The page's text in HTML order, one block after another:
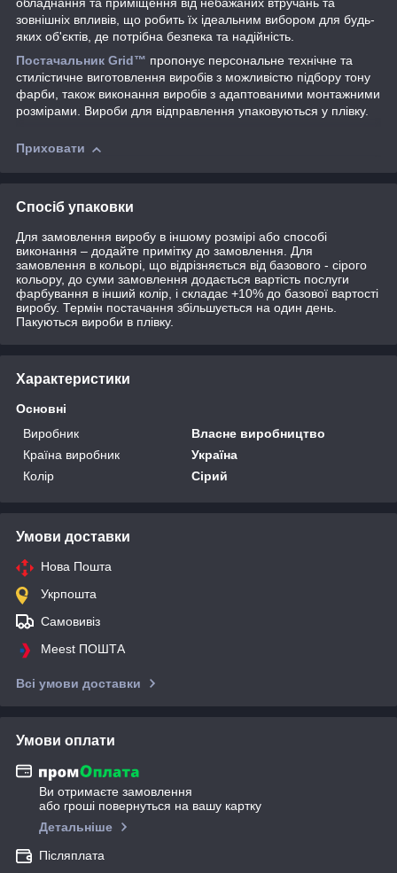
обладнання та приміщення від небажаних втручань та
зовнішніх впливів, що робить їх ідеальним вибором для будь-
яких об'єктів, де потрібна безпека та надійність.
Постачальник Grid™ пропонує персональне технічне та
стилістичне виготовлення виробів з можливістю підбору тону
фарби, також виконання виробів з адаптованими монтажними
розмірами. Вироби для відправлення упаковуються у плівку.
Приховати
Спосіб упаковки
Для замовлення виробу в іншому розмірі або способі
виконання – додайте примітку до замовлення. Для
замовлення в кольорі, що відрізняється від базового - сірого
кольору, до суми замовлення додається вартість послуги
фарбування в інший колір, і складає +10% до базової вартості
виробу. Термін постачання збільшується на один день.
Пакуються вироби в плівку.
Характеристики
Основні
Виробник
Власне виробництво
Країна виробник
Україна
Колір
Сірий
Умови доставки
Нова Пошта
Укрпошта
Самовивіз
Meest ПОШТА
Всі умови доставки
Умови оплати
Ви отримаєте замовлення
або гроші повернуться на вашу картку
Детальніше
Післяплата